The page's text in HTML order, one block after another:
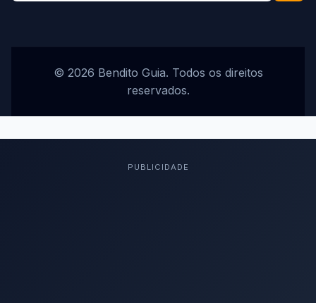
© 2026 Bendito Guia. Todos os direitos
reservados.